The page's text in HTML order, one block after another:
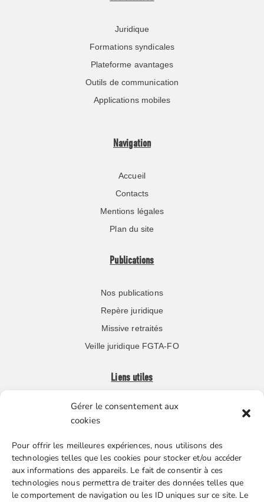
Gérer le consentement aux
cookies
Pour offrir les meilleures expériences, nous utilisons des
technologies telles que les cookies pour stocker et/ou accéder
aux informations des appareils. Le fait de consentir à ces
technologies nous permettra de traiter des données telles que
le comportement de navigation ou les ID uniques sur ce site. Le
Juridique
Formations syndicales
Plateforme avantages
Outils de communication
Applications mobiles
Navigation
Accueil
Contacts
Mentions légales
Plan du site
Publications
Nos publications
Repère juridique
Missive retraités
Veille juridique FGTA-FO
Liens utiles
Boutique en ligne
Nos partenaires
Gestion des cookies